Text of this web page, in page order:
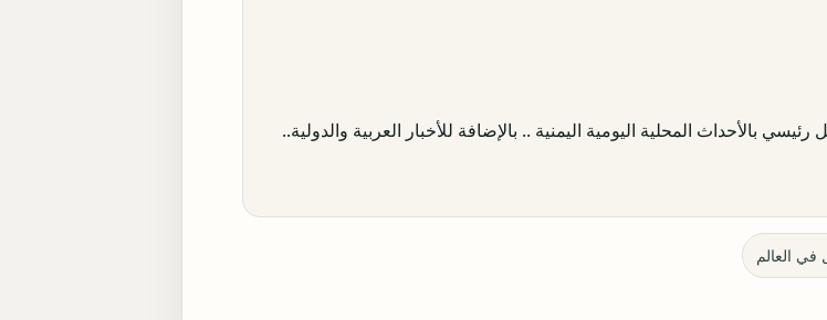
بالأحداث المحلية اليومية اليمنية .. بالإضافة للأخبار العربية والدولية..
في العالم